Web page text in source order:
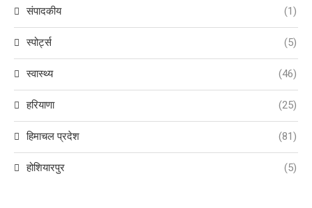
संपादकीय (1)
स्पोर्ट्स (5)
स्वास्थ्य (46)
हरियाणा (25)
हिमाचल प्रदेश (81)
होशियारपुर (5)